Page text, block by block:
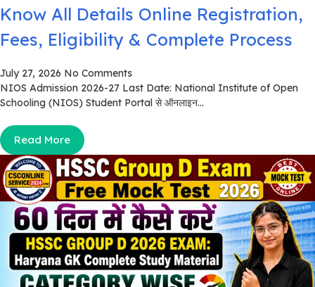
Know All Details Online Registration,
Fees, Eligibility & Complete Process
July 27, 2026 No Comments
NIOS Admission 2026-27 Last Date: National Institute of Open
Schooling (NIOS) Student Portal से ऑनलाइन...
Read More